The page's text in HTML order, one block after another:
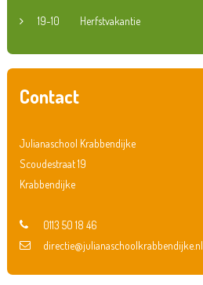
19-10 Herfstvakantie
Contact
Julianaschool Krabbendijke
Scoudestraat 19
Krabbendijke
0113 50 18 46
directie@julianaschoolkrabbendijke.nl